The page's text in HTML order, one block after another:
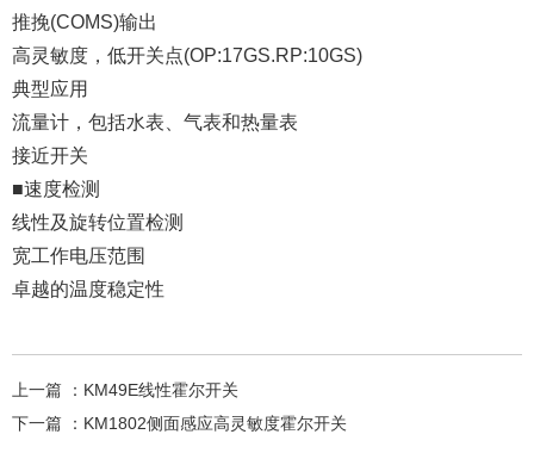
推挽(COMS)输出
高灵敏度，低开关点(OP:17GS.RP:10GS)
典型应用
流量计，包括水表、气表和热量表
接近开关
■速度检测
线性及旋转位置检测
宽工作电压范围
卓越的温度稳定性
上一篇 ： KM49E线性霍尔开关
下一篇 ： KM1802侧面感应高灵敏度霍尔开关